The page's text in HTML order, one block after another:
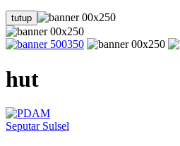
tutup
hut
Seputar Sulsel